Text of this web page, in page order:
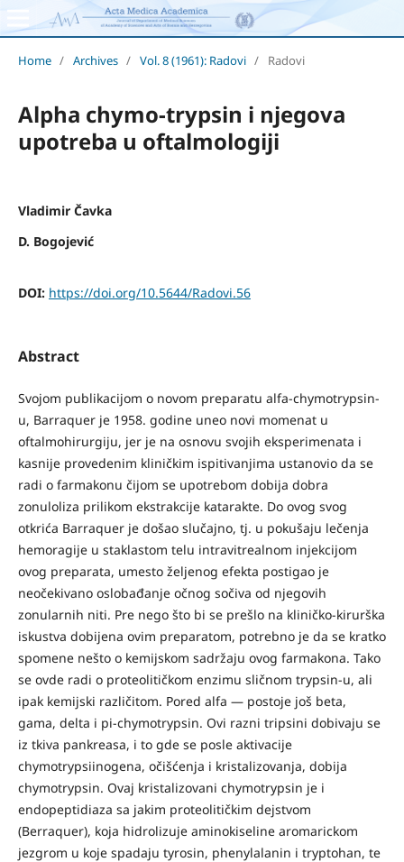
Home / Archives / Vol. 8 (1961): Radovi / Radovi
Alpha chymo-trypsin i njegova
upotreba u oftalmologiji
Vladimir Čavka
D. Bogojević
DOI: https://doi.org/10.5644/Radovi.56
Abstract
Svojom publikacijom o novom preparatu alfa-chymotrypsin-
u, Barraquer je 1958. godine uneo novi momenat u
oftalmohirurgiju, jer je na osnovu svojih eksperimenata i
kasnije provedenim kliničkim ispitivanjima ustanovio da se
radi o farmakonu čijom se upotrebom dobija dobra
zonuloliza prilikom ekstrakcije katarakte. Do ovog svog
otkrića Barraquer je došao slučajno, tj. u pokušaju lečenja
hemoragije u staklastom telu intravitrealnom injekcijom
ovog preparata, umesto željenog efekta postigao je
neočekivano oslobađanje očnog sočiva od njegovih
zonularnih niti. Pre nego što bi se prešlo na kliničko-kirurška
iskustva dobijena ovim preparatom, potrebno je da se kratko
spomene nešto o kemijskom sadržaju ovog farmakona. Tako
se ovde radi o proteolitičkom enzimu sličnom trypsin-u, ali
ipak kemijski različitom. Pored alfa — postoje još beta,
gama, delta i pi-chymotrypsin. Ovi razni tripsini dobivaju se
iz tkiva pankreasa, i to gde se posle aktivacije
chymotrypsiinogena, očišćenja i kristalizovanja, dobija
chymotrypsin. Ovaj kristalizovani chymotrypsin je i
endopeptidiaza sa jakim proteolitičkim dejstvom
(Berraquer), koja hidrolizuje aminokiseline aromarickom
jezgrom u koje spadaju tyrosin, phenylalanin i tryptohan, te